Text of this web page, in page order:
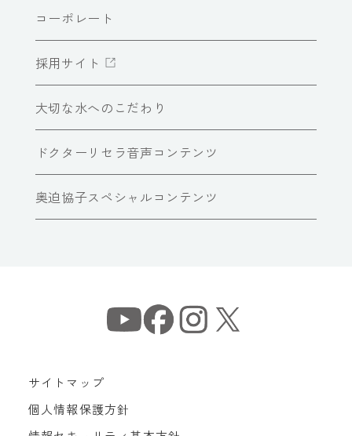
コーポレート
採用サイト
大切な水へのこだわり
ドクターリセラ音声コンテンツ
奥迫協子スペシャルコンテンツ
サイトマップ
個人情報保護方針